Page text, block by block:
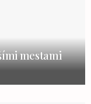
mestami